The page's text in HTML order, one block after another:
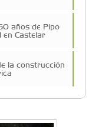
años de Pipo
en Castelar
la construcción